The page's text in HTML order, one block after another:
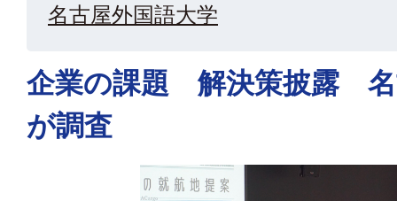
名古屋外国語大学
企業の課題 解決策披露 名
が調査